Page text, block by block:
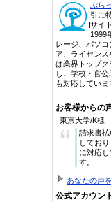
ぷら
引に
サイ
1999
レージ、パソ
ア、ライセン
は業界トップ
し、学校・官
も対応していま
お客様からの
東京大学/K様
“
請求書
してお
に対応
す。
あなたの声
公式アカウン